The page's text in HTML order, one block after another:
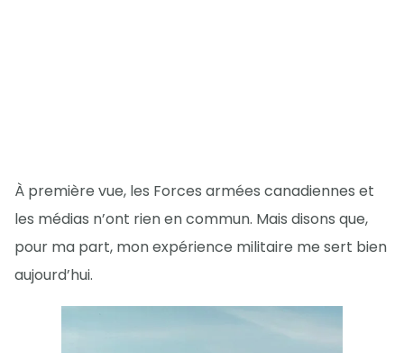
À première vue, les Forces armées canadiennes et
les médias n’ont rien en commun. Mais disons que,
pour ma part, mon expérience militaire me sert bien
aujourd’hui.